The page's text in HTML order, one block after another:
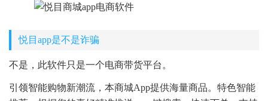
悦目app是不是诈骗
不是，此软件只是一个电商带货平台。
引领智能购物新潮流，本商城App提供海量商品。特色智能